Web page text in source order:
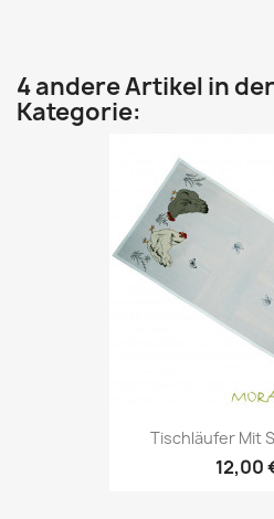
4 andere Artikel in
Kategorie:
Tischläufer Mit
12,00